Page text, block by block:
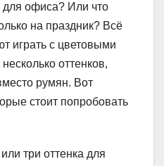
для офиса? Или что
на праздник? Всё
играть с цветовыми
оттенков,
румян. Вот
стоит попробовать
три оттенка для